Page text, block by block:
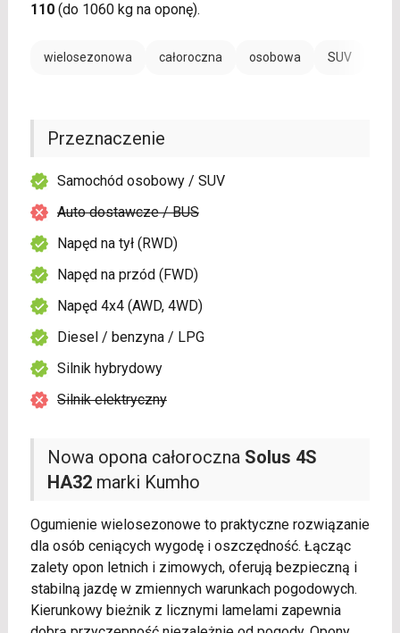
110(do 1060 kg na oponę).
wielosezonowa całoroczna osobowa SUV
Nowa opona całoroczna Solus 4S
HA32marki Kumho
Ogumienie wielosezonowe to praktyczne rozwiązanie
dla osób ceniących wygodę i oszczędność. Łącząc
zalety opon letnich i zimowych, oferują bezpieczną i
stabilną jazdę w zmiennych warunkach pogodowych.
Kierunkowy bieżnik z licznymi lamelami zapewnia
Przeznaczenie
Samochód osobowy / SUV
Auto dostawcze / BUS
Napęd na tył (RWD)
Napęd na przód (FWD)
Napęd 4x4 (AWD, 4WD)
Diesel / benzyna / LPG
Silnik hybrydowy
Silnik elektryczny